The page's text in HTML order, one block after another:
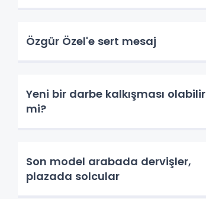
Özgür Özel'e sert mesaj
Yeni bir darbe kalkışması olabilir
mi?
Son model arabada dervişler,
plazada solcular